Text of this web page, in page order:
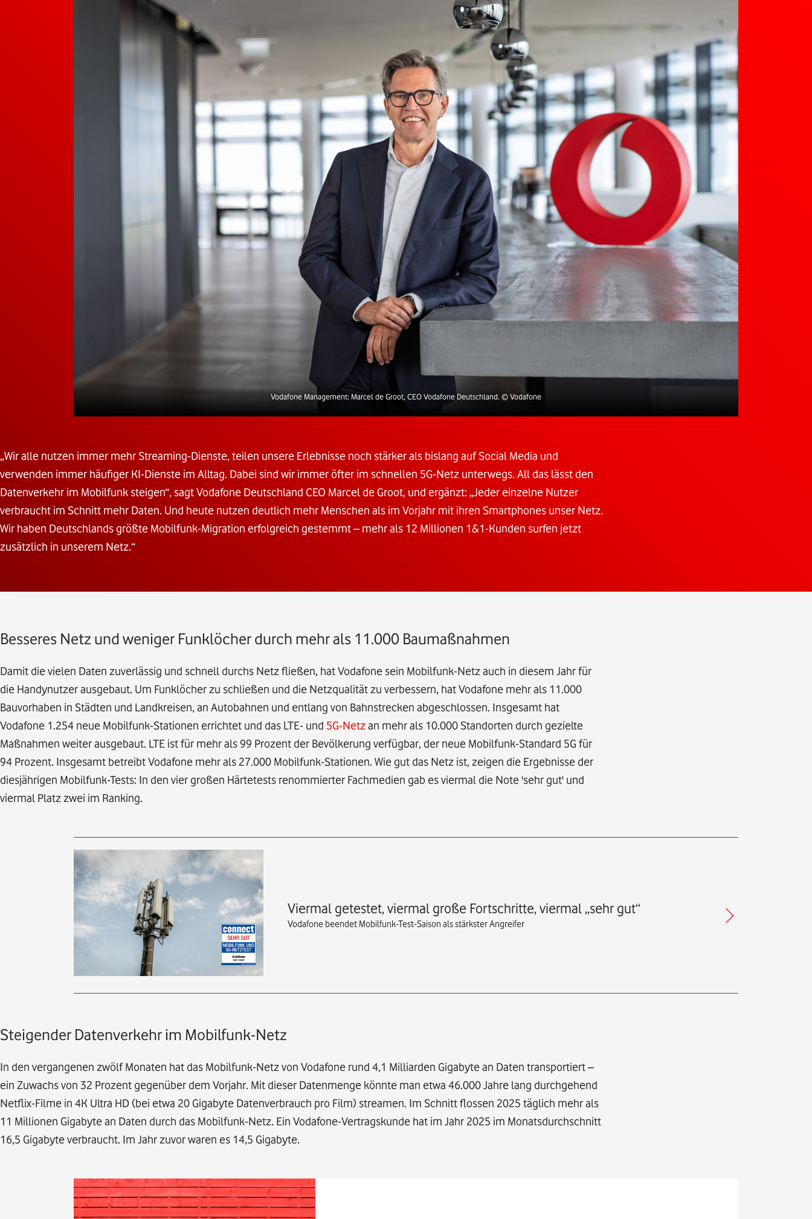
Vodafone Management: Marcel de Groot, CEO Vodafone Deutschland. © Vodafone
„Wir alle nutzen immer mehr Streaming-Dienste, teilen unsere Erlebnisse noch stärker als bislang auf Social Media und
verwenden immer häufiger KI-Dienste im Alltag. Dabei sind wir immer öfter im schnellen 5G-Netz unterwegs. All das lässt den
Datenverkehr im Mobilfunk steigen“, sagt Vodafone Deutschland CEO Marcel de Groot, und ergänzt: „Jeder einzelne Nutzer
verbraucht im Schnitt mehr Daten. Und heute nutzen deutlich mehr Menschen als im Vorjahr mit ihren Smartphones unser Netz.
Wir haben Deutschlands größte Mobilfunk-Migration erfolgreich gestemmt – mehr als 12 Millionen 1&1-Kunden surfen jetzt
zusätzlich in unserem Netz.“
Besseres Netz und weniger Funklöcher durch mehr als 11.000 Baumaßnahmen
Damit die vielen Daten zuverlässig und schnell durchs Netz fließen, hat Vodafone sein Mobilfunk-Netz auch in diesem Jahr für
die Handynutzer ausgebaut. Um Funklöcher zu schließen und die Netzqualität zu verbessern, hat Vodafone mehr als 11.000
Bauvorhaben in Städten und Landkreisen, an Autobahnen und entlang von Bahnstrecken abgeschlossen. Insgesamt hat
Vodafone 1.254 neue Mobilfunk-Stationen errichtet und das LTE- und 5G-Netz an mehr als 10.000 Standorten durch gezielte
Maßnahmen weiter ausgebaut. LTE ist für mehr als 99 Prozent der Bevölkerung verfügbar, der neue Mobilfunk-Standard 5G für
94 Prozent. Insgesamt betreibt Vodafone mehr als 27.000 Mobilfunk-Stationen. Wie gut das Netz ist, zeigen die Ergebnisse der
diesjährigen Mobilfunk-Tests: In den vier großen Härtetests renommierter Fachmedien gab es viermal die Note 'sehr gut' und
viermal Platz zwei im Ranking.
Viermal getestet, viermal große Fortschritte, viermal „sehr gut“
Vodafone beendet Mobilfunk-Test-Saison als stärkster Angreifer
Steigender Datenverkehr im Mobilfunk-Netz
In den vergangenen zwölf Monaten hat das Mobilfunk-Netz von Vodafone rund 4,1 Milliarden Gigabyte an Daten transportiert –
ein Zuwachs von 32 Prozent gegenüber dem Vorjahr. Mit dieser Datenmenge könnte man etwa 46.000 Jahre lang durchgehend
Netflix-Filme in 4K Ultra HD (bei etwa 20 Gigabyte Datenverbrauch pro Film) streamen. Im Schnitt flossen 2025 täglich mehr als
11 Millionen Gigabyte an Daten durch das Mobilfunk-Netz. Ein Vodafone-Vertragskunde hat im Jahr 2025 im Monatsdurchschnitt
16,5 Gigabyte verbraucht. Im Jahr zuvor waren es 14,5 Gigabyte.